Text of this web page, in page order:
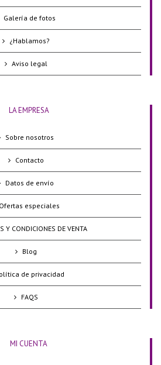
Galería de fotos
¿Hablamos?
Aviso legal
LA EMPRESA
Sobre nosotros
Contacto
Datos de envío
Ofertas especiales
Y CONDICIONES DE VENTA
Blog
de privacidad
FAQS
MI CUENTA